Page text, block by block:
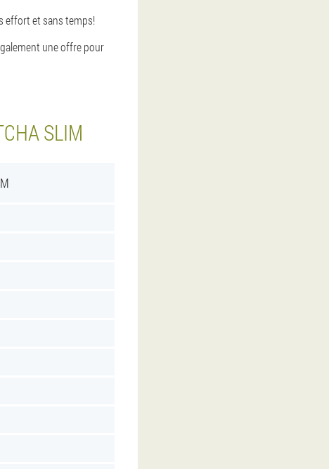
effort et sans temps!
une offre pour
SLIM